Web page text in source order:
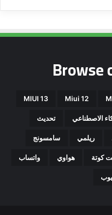
Browse
Miui 12
MIUI 13
الاصطناعي تحديث
ريلمي سامسونج
كوتة هواوي واتساب